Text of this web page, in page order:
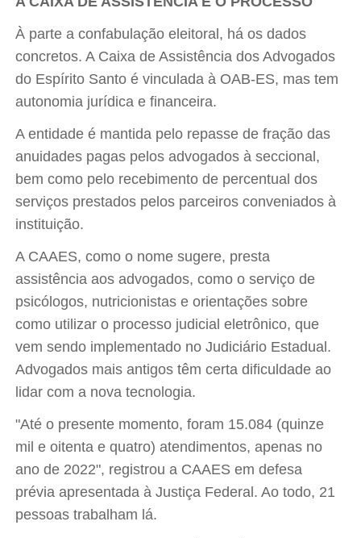
À parte a confabulação eleitoral, há os dados
concretos. A Caixa de Assistência dos Advogados
do Espírito Santo é vinculada à OAB-ES, mas tem
autonomia jurídica e financeira.
A entidade é mantida pelo repasse de fração das
anuidades pagas pelos advogados à seccional,
bem como pelo recebimento de percentual dos
serviços prestados pelos parceiros conveniados à
instituição.
A CAAES, como o nome sugere, presta
assistência aos advogados, como o serviço de
psicólogos, nutricionistas e orientações sobre
como utilizar o processo judicial eletrônico, que
vem sendo implementado no Judiciário Estadual.
Advogados mais antigos têm certa dificuldade ao
lidar com a nova tecnologia.
"Até o presente momento, foram 15.084 (quinze
mil e oitenta e quatro) atendimentos, apenas no
ano de 2022", registrou a CAAES em defesa
prévia apresentada à Justiça Federal. Ao todo, 21
pessoas trabalham lá.